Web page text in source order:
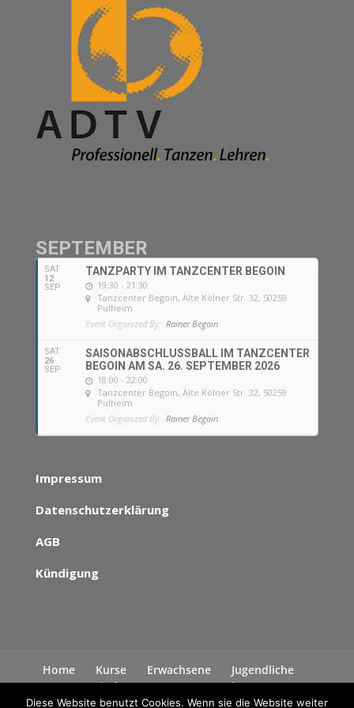
SEPTEMBER
SAT
12
SEP
TANZPARTY IM TANZCENTER BEGOIN
19:30 - 21:30
Tanzcenter Begoin, Alte Kölner Str. 32, 50259
Pulheim
Event Organized By: Rainer Begoin
SAT
26
SEP
SAISONABSCHLUSSBALL IM TANZCENTER
BEGOIN AM SA. 26. SEPTEMBER 2026
18:00 - 22:00
Tanzcenter Begoin, Alte Kölner Str. 32, 50259
Pulheim
Event Organized By: Rainer Begoin
Impressum
Datenschutzerklärung
AGB
Kündigung
Home Kurse Erwachsene
Jugendliche
Kinder
News
Kontakt
Datenschutzerklärung
Diese Website benutzt Cookies. Wenn sie die Website weiter